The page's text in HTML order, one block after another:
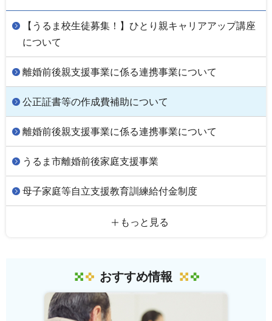
【うるま校生徒募集！】ひとり親キャリアアップ講座
について
離婚前後親支援事業に係る連携事業について
公正証書等の作成費補助について
離婚前後親支援事業に係る連携事業について
うるま市離婚前後家庭支援事業
母子家庭等自立支援教育訓練給付金制度
もっと見る
おすすめ情報